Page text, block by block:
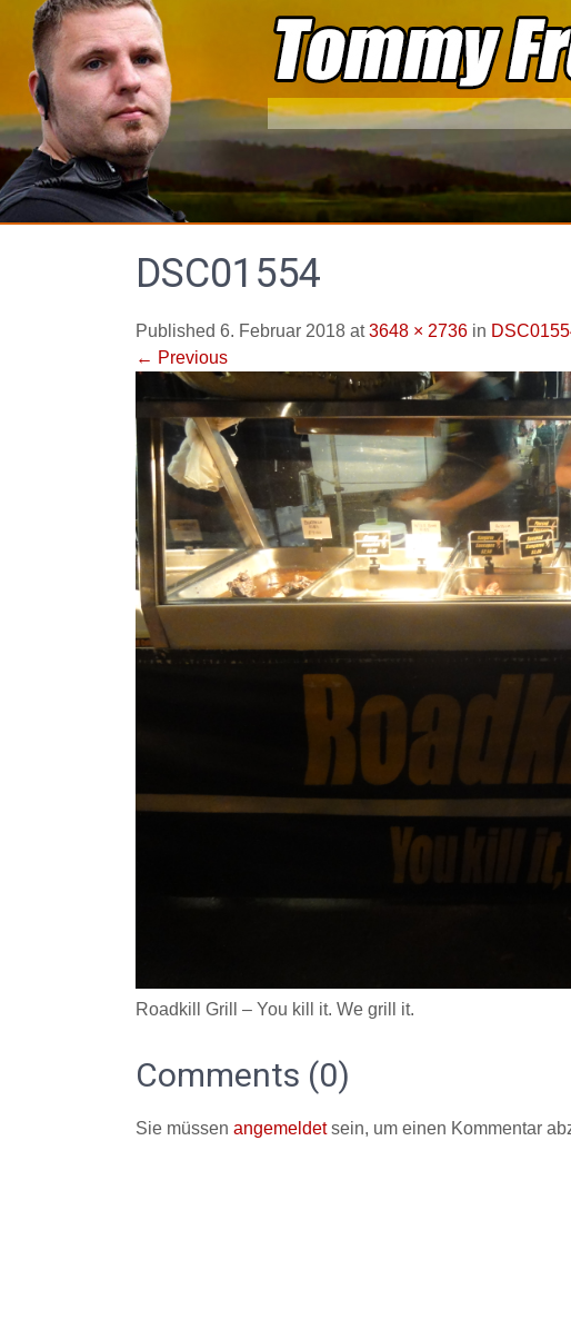
content
DSC01554
Published 6. Februar 2018 at3648 × 2736 in
← Previous
Roadkill Grill – You kill it. We grill it.
Comments (0)
Sie müssen angemeldetsein, um einen Kommentar